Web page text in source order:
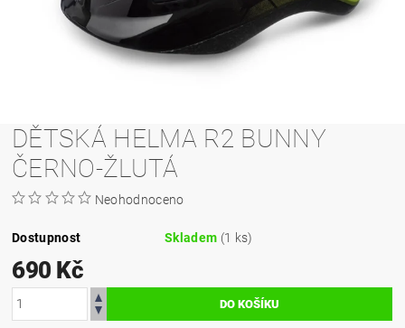
DĚTSKÁ HELMA R2 BUNNY
ČERNO-ŽLUTÁ
Neohodnoceno
Dostupnost Skladem (1 ks)
690 Kč